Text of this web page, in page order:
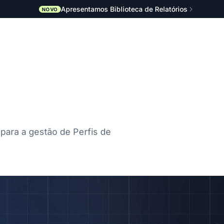
NOVO Apresentamos Biblioteca de Relatórios
a gestão de Perfis de